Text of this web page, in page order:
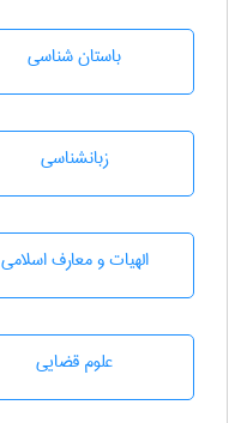
باستان شناسی
زبانشناسی
الهیات و معارف اسلامی
علوم قضایی